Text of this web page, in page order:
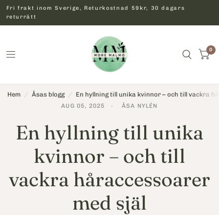
Fri frakt inom Sverige, Returkostnad 59kr, 30 dagars
returrätt
0
Hem / Åsas blogg / En hyllning till unika kvinnor – och till vackra
AUG 05, 2025 ÅSA NYLÉN
En hyllning till unika
kvinnor – och till
vackra håraccessoarer
med själ